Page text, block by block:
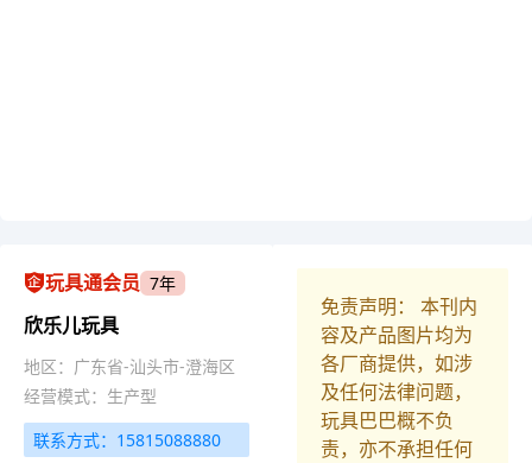
玩具通会员 7年
欣乐儿玩具
地区：广东省-汕头市-澄海区
经营模式：生产型
联系方式：15815088880
免责声明： 本刊内
容及产品图片均为
各厂商提供，如涉
及任何法律问题，
玩具巴巴概不负
责，亦不承担任何